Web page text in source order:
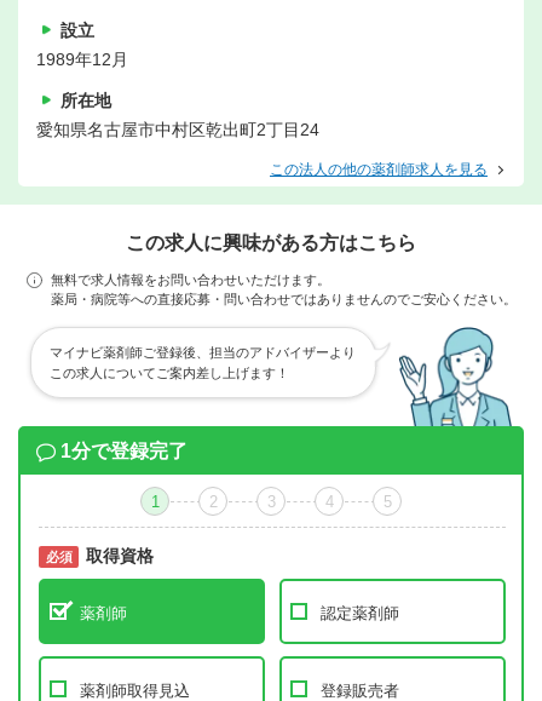
設立
1989年12月
所在地
愛知県名古屋市中村区乾出町2丁目24
この法人の他の薬剤師求人を見る
この求人に興味がある方はこちら
無料で求人情報をお問い合わせいただけます。
薬局・病院等への直接応募・問い合わせではありませんのでご安心ください。
マイナビ薬剤師ご登録後、担当のアドバイザーより
この求人についてご案内差し上げます！
1分で登録完了
1 2 3 4 5
必須 取得資格
薬剤師 認定薬剤師
薬剤師取得見込 登録販売者